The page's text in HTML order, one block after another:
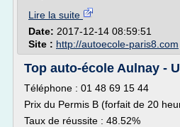
Lire la suite
Date: 2017-12-14 08:59:51
Site : http://autoecole-paris8.com
Top auto-école Aulnay -
Téléphone : 01 48 69 15 44
Prix du Permis B (forfait de 20
Taux de réussite : 48.52%